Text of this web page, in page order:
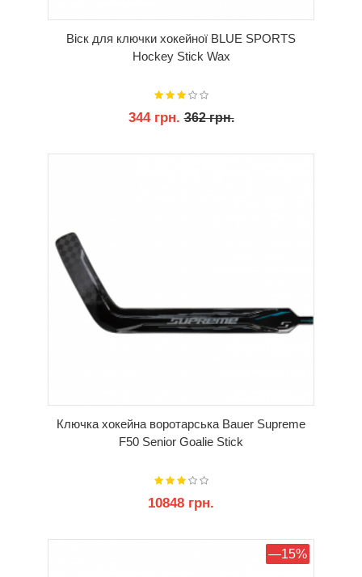
Віск для ключки хокейної BLUE SPORTS
Hockey Stick Wax
344 грн.362 грн.
Ключка хокейна воротарська Bauer Supreme
F50 Senior Goalie Stick
10848 грн.
—15%